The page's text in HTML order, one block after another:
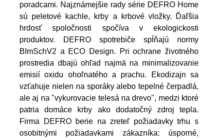
poradcami. Najznámejšie rady série DEFRO Home
sú peletové kachle, krby a krbové vložky. Ďaľšia
hrdosť spoločnosti spočíva v ekologickosti
produktov. DEFRO spotrebiče spĺňajú normy
BImSchV2 a ECO Design. Pri ochrane životného
prostredia dbajú ohľad najmä na minimalizovanie
emisií oxidu ohoľnatého a prachu. Ekodizajn sa
vzťahuje nielen na sporáky alebo tepelné čerpadlá,
ale aj na "vykurovacie telesá na drevo", medzi ktoré
patria domáce krby ako dodatočný zdroj tepla.
Firma DEFRO berie na zreteľ požiadavky trhu s
osobitnými požiadavkami zákazníka: úsporné,